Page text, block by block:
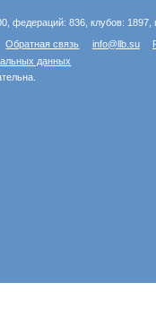
федераций: 836, клубов:
Обратная связь info@llb.su
данных